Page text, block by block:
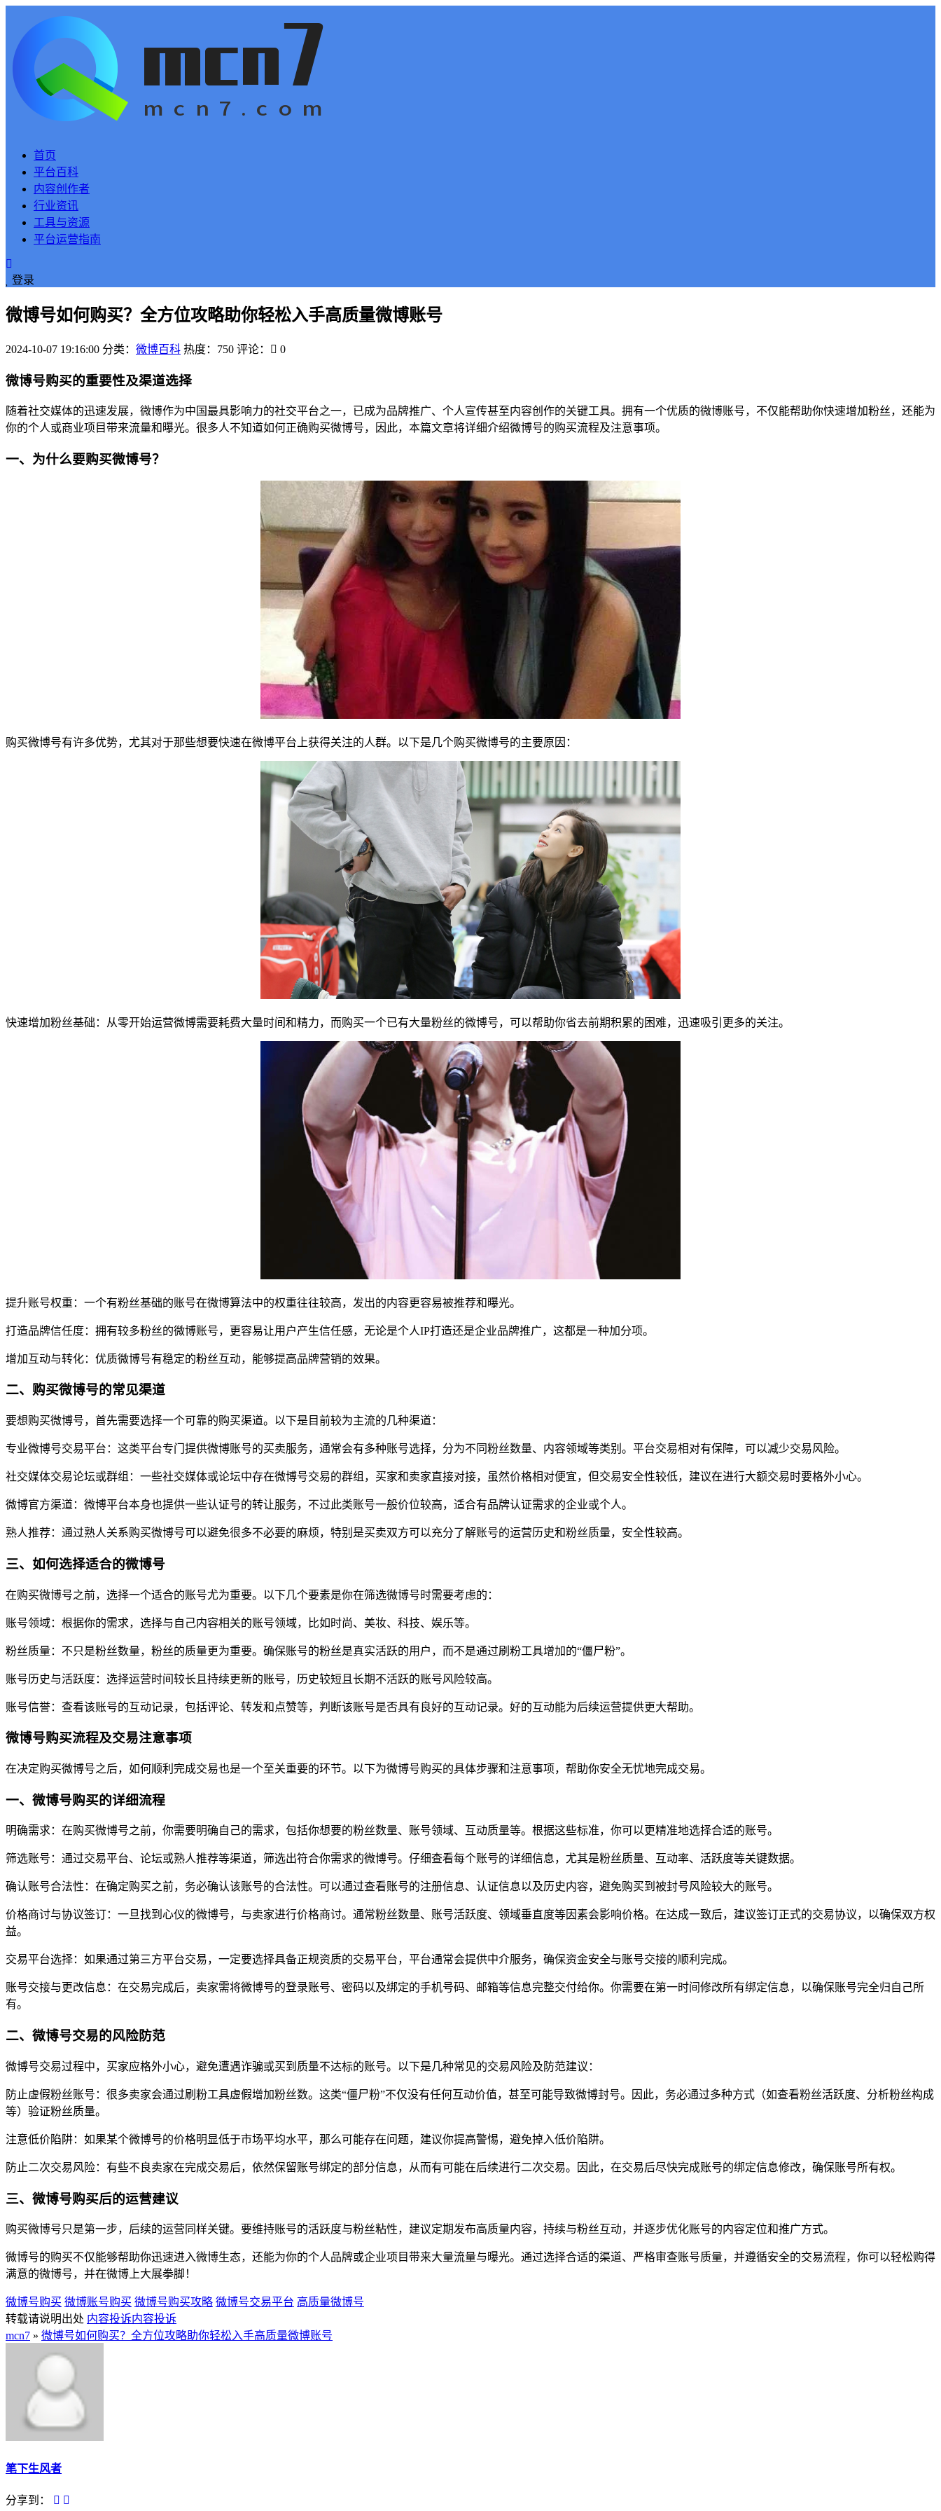
首页
平台百科
内容创作者
行业资讯
工具与资源
平台运营指南
登录
微博号如何购买？全方位攻略助你轻松入手高质量微博账号
2024-10-07 19:16:00 分类： 微博百科 热度：750 评论： 0
微博号购买的重要性及渠道选择
随着社交媒体的迅速发展，微博作为中国最具影响力的社交平台之一，已成为品牌推广、个人宣传甚至内容创作的关键工具。拥有一个优质的微博账号，不仅能帮助你快速增加粉丝，还能为
你的个人或商业项目带来流量和曝光。很多人不知道如何正确购买微博号，因此，本篇文章将详细介绍微博号的购买流程及注意事项。
一、为什么要购买微博号？
购买微博号有许多优势，尤其对于那些想要快速在微博平台上获得关注的人群。以下是几个购买微博号的主要原因：
快速增加粉丝基础：从零开始运营微博需要耗费大量时间和精力，而购买一个已有大量粉丝的微博号，可以帮助你省去前期积累的困难，迅速吸引更多的关注。
提升账号权重：一个有粉丝基础的账号在微博算法中的权重往往较高，发出的内容更容易被推荐和曝光。
打造品牌信任度：拥有较多粉丝的微博账号，更容易让用户产生信任感，无论是个人IP打造还是企业品牌推广，这都是一种加分项。
增加互动与转化：优质微博号有稳定的粉丝互动，能够提高品牌营销的效果。
二、购买微博号的常见渠道
要想购买微博号，首先需要选择一个可靠的购买渠道。以下是目前较为主流的几种渠道：
专业微博号交易平台：这类平台专门提供微博账号的买卖服务，通常会有多种账号选择，分为不同粉丝数量、内容领域等类别。平台交易相对有保障，可以减少交易风险。
社交媒体交易论坛或群组：一些社交媒体或论坛中存在微博号交易的群组，买家和卖家直接对接，虽然价格相对便宜，但交易安全性较低，建议在进行大额交易时要格外小心。
微博官方渠道：微博平台本身也提供一些认证号的转让服务，不过此类账号一般价位较高，适合有品牌认证需求的企业或个人。
熟人推荐：通过熟人关系购买微博号可以避免很多不必要的麻烦，特别是买卖双方可以充分了解账号的运营历史和粉丝质量，安全性较高。
三、如何选择适合的微博号
在购买微博号之前，选择一个适合的账号尤为重要。以下几个要素是你在筛选微博号时需要考虑的：
账号领域：根据你的需求，选择与自己内容相关的账号领域，比如时尚、美妆、科技、娱乐等。
粉丝质量：不只是粉丝数量，粉丝的质量更为重要。确保账号的粉丝是真实活跃的用户，而不是通过刷粉工具增加的“僵尸粉”。
账号历史与活跃度：选择运营时间较长且持续更新的账号，历史较短且长期不活跃的账号风险较高。
账号信誉：查看该账号的互动记录，包括评论、转发和点赞等，判断该账号是否具有良好的互动记录。好的互动能为后续运营提供更大帮助。
微博号购买流程及交易注意事项
在决定购买微博号之后，如何顺利完成交易也是一个至关重要的环节。以下为微博号购买的具体步骤和注意事项，帮助你安全无忧地完成交易。
一、微博号购买的详细流程
明确需求：在购买微博号之前，你需要明确自己的需求，包括你想要的粉丝数量、账号领域、互动质量等。根据这些标准，你可以更精准地选择合适的账号。
筛选账号：通过交易平台、论坛或熟人推荐等渠道，筛选出符合你需求的微博号。仔细查看每个账号的详细信息，尤其是粉丝质量、互动率、活跃度等关键数据。
确认账号合法性：在确定购买之前，务必确认该账号的合法性。可以通过查看账号的注册信息、认证信息以及历史内容，避免购买到被封号风险较大的账号。
价格商讨与协议签订：一旦找到心仪的微博号，与卖家进行价格商讨。通常粉丝数量、账号活跃度、领域垂直度等因素会影响价格。在达成一致后，建议签订正式的交易协议，以确保双方权
益。
交易平台选择：如果通过第三方平台交易，一定要选择具备正规资质的交易平台，平台通常会提供中介服务，确保资金安全与账号交接的顺利完成。
账号交接与更改信息：在交易完成后，卖家需将微博号的登录账号、密码以及绑定的手机号码、邮箱等信息完整交付给你。你需要在第一时间修改所有绑定信息，以确保账号完全归自己所
有。
二、微博号交易的风险防范
微博号交易过程中，买家应格外小心，避免遭遇诈骗或买到质量不达标的账号。以下是几种常见的交易风险及防范建议：
防止虚假粉丝账号：很多卖家会通过刷粉工具虚假增加粉丝数。这类“僵尸粉”不仅没有任何互动价值，甚至可能导致微博封号。因此，务必通过多种方式（如查看粉丝活跃度、分析粉丝构成
等）验证粉丝质量。
注意低价陷阱：如果某个微博号的价格明显低于市场平均水平，那么可能存在问题，建议你提高警惕，避免掉入低价陷阱。
防止二次交易风险：有些不良卖家在完成交易后，依然保留账号绑定的部分信息，从而有可能在后续进行二次交易。因此，在交易后尽快完成账号的绑定信息修改，确保账号所有权。
三、微博号购买后的运营建议
购买微博号只是第一步，后续的运营同样关键。要维持账号的活跃度与粉丝粘性，建议定期发布高质量内容，持续与粉丝互动，并逐步优化账号的内容定位和推广方式。
微博号的购买不仅能够帮助你迅速进入微博生态，还能为你的个人品牌或企业项目带来大量流量与曝光。通过选择合适的渠道、严格审查账号质量，并遵循安全的交易流程，你可以轻松购得
满意的微博号，并在微博上大展拳脚！
微博号购买 微博账号购买 微博号购买攻略 微博号交易平台 高质量微博号
转载请说明出处 内容投诉内容投诉
mcn7 » 微博号如何购买？全方位攻略助你轻松入手高质量微博账号
笔下生风者
分享到：